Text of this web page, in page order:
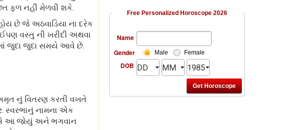
ફળ નહીં મેળવી શકે.
છે જે અઠવાડિયા ના દરેક
વસ્તુ ની ખરીદી અથવા
માં જુદા જુદા સમયે આવે છે.
નું વિતરણ કરતી વખતે
સ્વરભાનું નામના એક
આ જોયું અને ભગવાન
Free Personalized Horoscope 2026
Name
Gender
Male Female
DOB